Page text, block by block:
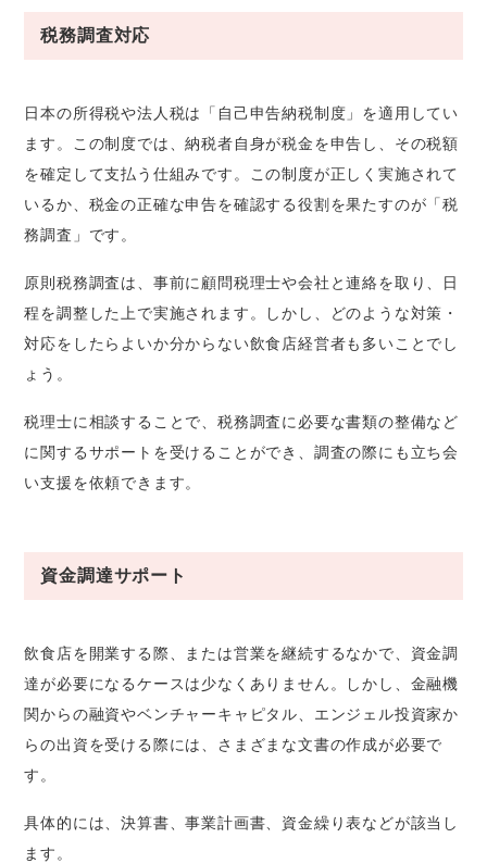
税務調査対応
日本の所得税や法人税は「自己申告納税制度」を適用してい
ます。この制度では、納税者自身が税金を申告し、その税額
を確定して支払う仕組みです。この制度が正しく実施されて
いるか、税金の正確な申告を確認する役割を果たすのが「税
務調査」です。
原則税務調査は、事前に顧問税理士や会社と連絡を取り、日
程を調整した上で実施されます。しかし、どのような対策・
対応をしたらよいか分からない飲食店経営者も多いことでし
ょう。
税理士に相談することで、税務調査に必要な書類の整備など
に関するサポートを受けることができ、調査の際にも立ち会
い支援を依頼できます。
資金調達サポート
飲食店を開業する際、または営業を継続するなかで、資金調
達が必要になるケースは少なくありません。しかし、金融機
関からの融資やベンチャーキャピタル、エンジェル投資家か
らの出資を受ける際には、さまざまな文書の作成が必要で
す。
具体的には、決算書、事業計画書、資金繰り表などが該当し
ます。